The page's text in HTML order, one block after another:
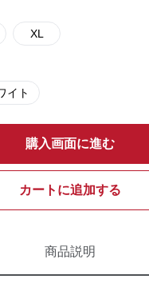
XL
イト
購入画面に進む
カートに追加する
商品説明